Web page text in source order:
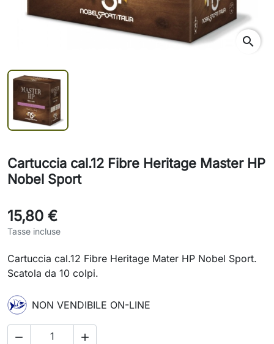
search
Cartuccia cal.12 Fibre Heritage Master HP
Nobel Sport
15,80 €
Tasse incluse
Cartuccia cal.12 Fibre Heritage Mater HP Nobel Sport.
Scatola da 10 colpi.
NON VENDIBILE ON-LINE
 